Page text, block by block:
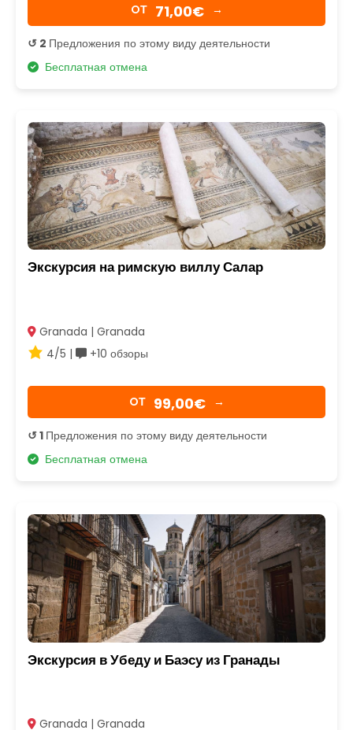
OТ 71,00€ →
↺ 2 Предложения по этому виду деятельности
Бесплатная отмена
Экскурсия на римскую виллу Салар
Granada | Granada
4/5 |
+10 обзоры
OТ 99,00€ →
↺ 1 Предложения по этому виду деятельности
Бесплатная отмена
Экскурсия в Убеду и Баэсу из Гранады
Granada | Granada